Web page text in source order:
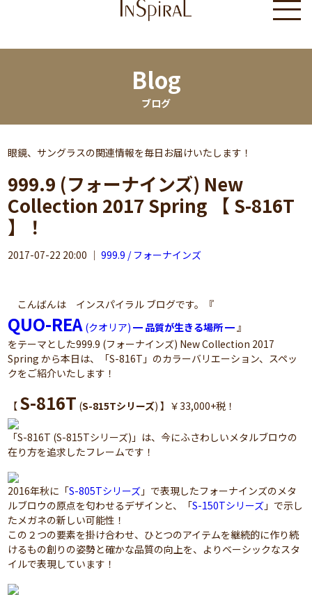
Blog
ブログ
眼鏡、サングラスの関連情報を毎日お届けいたします！
999.9 (フォーナインズ) New
Collection 2017 Spring 【 S-816T
】！
2017-07-22 20:00 ｜999.9 / フォーナインズ
こんばんは インスパイラル ブログです。『
QUO-REA (クオリア)━ 品質が生きる場所 ━』
をテーマとした999.9 (フォーナインズ) New Collection 2017
Spring から本日は、「S-816T」のカラーバリエーション、スペッ
クをご紹介いたします！
【 S-816T (S-815Tシリーズ) 】￥33,000+税！
「S-816T (S-815Tシリーズ)」は、今にふさわしいメタルブロウの
在り方を追求したフレームです！
2016年秋に「S-805Tシリーズ 」で表現したフォーナインズのメタ
ルブロウの原点を匂わせるデザインと、「S-150Tシリーズ 」で示し
たメガネの新しい可能性！
この２つの要素を掛け合わせ、ひとつのアイテムを継続的に作り続
けるもの創りの姿勢と確かな品質の向上を、よりベーシックなスタ
イルで表現しています！